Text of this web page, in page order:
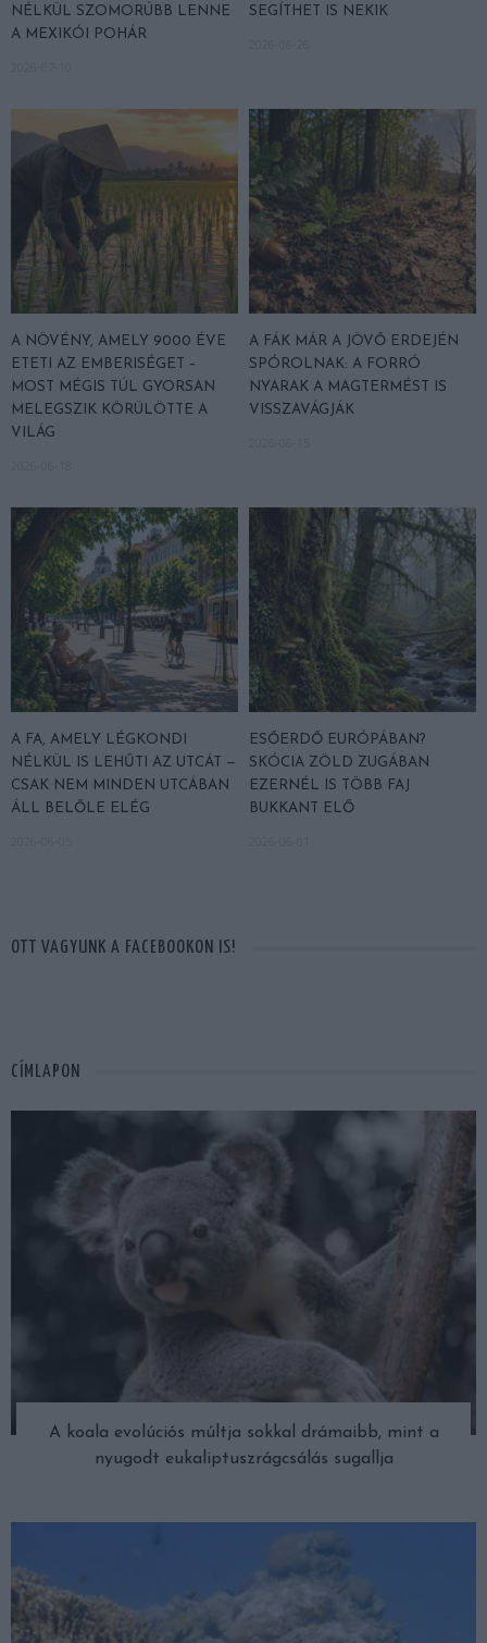
NÉLKÜL SZOMORÚBB LENNE
A MEXIKÓI POHÁR
SEGÍTHET IS NEKIK
A NÖVÉNY, AMELY 9000 ÉVE
ETETI AZ EMBERISÉGET –
MOST MÉGIS TÚL GYORSAN
MELEGSZIK KÖRÜLÖTTE A
VILÁG
A FÁK MÁR A JÖVŐ ERDEJÉN
SPÓROLNAK: A FORRÓ
NYARAK A MAGTERMÉST IS
VISSZAVÁGJÁK
A FA, AMELY LÉGKONDI
NÉLKÜL IS LEHŰTI AZ UTCÁT —
CSAK NEM MINDEN UTCÁBAN
ÁLL BELŐLE ELÉG
ESŐERDŐ EURÓPÁBAN?
SKÓCIA ZÖLD ZUGÁBAN
EZERNÉL IS TÖBB FAJ
BUKKANT ELŐ
OTT VAGYUNK A FACEBOOKON IS!
CÍMLAPON
A koala evolúciós múltja sokkal drámaibb, mint a
nyugodt eukaliptuszrágcsálás sugallja